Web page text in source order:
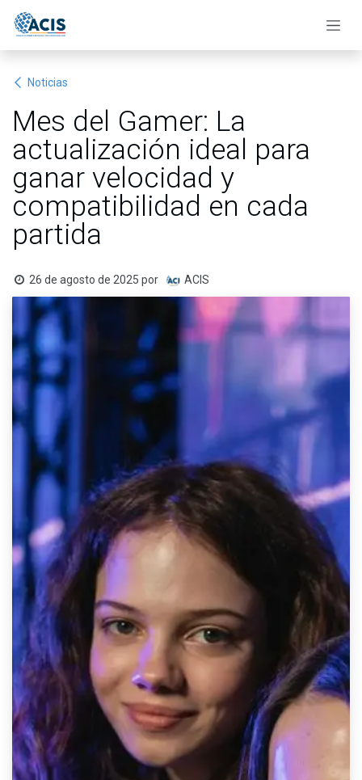
Noticias
Mes del Gamer: La
actualización ideal para
ganar velocidad y
compatibilidad en cada
partida
26 de agosto de 2025 por ACIS